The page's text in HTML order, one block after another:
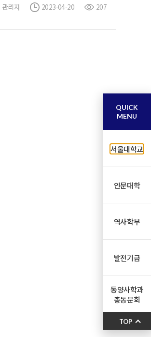
관리자 2023-04-20 207
QUICK
MENU
서울대학교
인문대학
역사학부
발전기금
동양사학과
총동문회
TOP